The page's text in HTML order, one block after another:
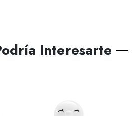
Interesarte